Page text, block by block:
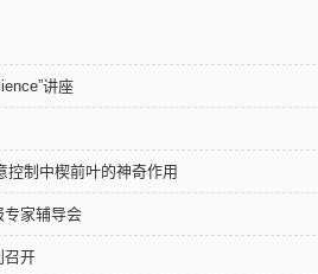
讲座
制中楔前叶的神奇作用
专家辅导会
召开